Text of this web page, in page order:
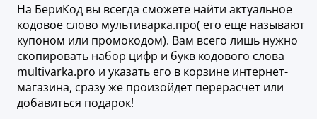
На БериКод вы всегда сможете найти актуальное
кодовое слово мультиварка.про( его еще называют
купоном или промокодом). Вам всего лишь нужно
скопировать набор цифр и букв кодового слова
multivarka.pro и указать его в корзине интернет-
магазина, сразу же произойдет перерасчет или
добавиться подарок!